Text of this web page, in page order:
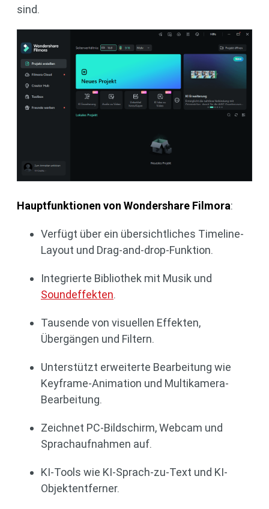
sind.
Hauptfunktionen von Wondershare Filmora:
Verfügt über ein übersichtliches Timeline-
Layout und Drag-and-drop-Funktion.
Integrierte Bibliothek mit Musik und
Soundeffekten.
Tausende von visuellen Effekten,
Übergängen und Filtern.
Unterstützt erweiterte Bearbeitung wie
Keyframe-Animation und Multikamera-
Bearbeitung.
Zeichnet PC-Bildschirm, Webcam und
Sprachaufnahmen auf.
KI-Tools wie KI-Sprach-zu-Text und KI-
Objektentferner.